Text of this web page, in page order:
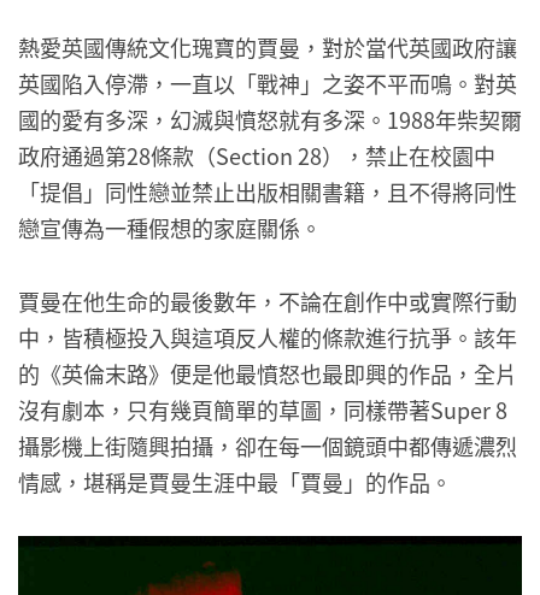
熱愛英國傳統文化瑰寶的賈曼，對於當代英國政府讓
英國陷入停滯，一直以「戰神」之姿不平而鳴。對英
國的愛有多深，幻滅與憤怒就有多深。1988年柴契爾
政府通過第28條款（Section 28），禁止在校園中
「提倡」同性戀並禁止出版相關書籍，且不得將同性
戀宣傳為一種假想的家庭關係。
賈曼在他生命的最後數年，不論在創作中或實際行動
中，皆積極投入與這項反人權的條款進行抗爭。該年
的《英倫末路》便是他最憤怒也最即興的作品，全片
沒有劇本，只有幾頁簡單的草圖，同樣帶著Super 8
攝影機上街隨興拍攝，卻在每一個鏡頭中都傳遞濃烈
情感，堪稱是賈曼生涯中最「賈曼」的作品。